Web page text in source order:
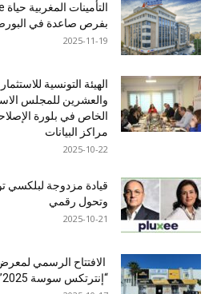
بفرص صاعدة في البورصة
2025-11-19
الهيئة التونسية
والعشرين للمجلس
الخاص في بلورة
مراكز البيانات
2025-10-22
قيادة مزدوجة لبلكسي
وتحول رقمي
2025-10-21
الافتتاح الرسمي
“إنترتكس سوسة 2025”